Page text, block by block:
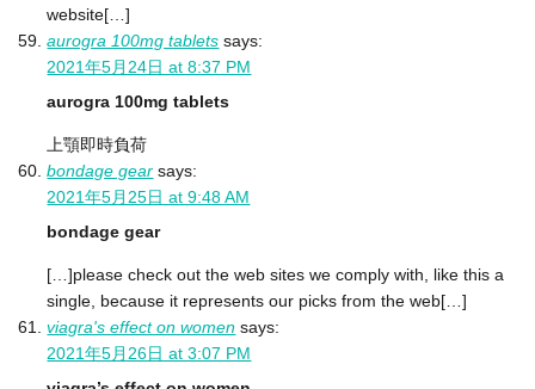
website[…]
aurogra 100mg tablets says:
2021年5月24日 at 8:37 PM
aurogra 100mg tablets
上顎即時負荷
bondage gear says:
2021年5月25日 at 9:48 AM
bondage gear
[…]please check out the web sites we comply with, like this a
single, because it represents our picks from the web[…]
viagra's effect on women says:
2021年5月26日 at 3:07 PM